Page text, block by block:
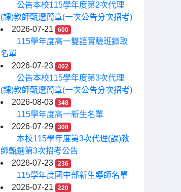
公告本校115學年度第2次代理
(課)教師甄選簡章(一次公告分次招考)
2026-07-21
600
115學年度高一雙語實驗班錄取
名單
2026-07-23
402
公告本校115學年度第3次代理
(課)教師甄選簡章(一次公告分次招考)
2026-08-03
348
115學年度高一新生名單
2026-07-29
308
本校115學年度第3次代理(課)教
師甄選第3次招考公告
2026-07-23
236
115學年度國中部新生導師名單
2026-07-21
220